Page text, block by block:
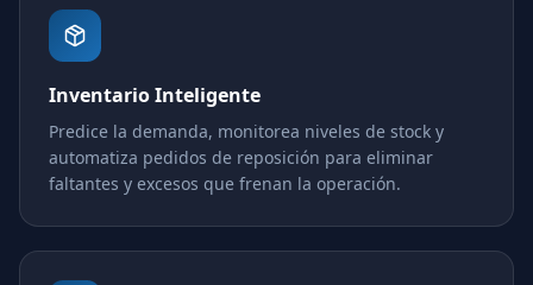
Inventario Inteligente
Predice la demanda, monitorea niveles de stock y
automatiza pedidos de reposición para eliminar
faltantes y excesos que frenan la operación.